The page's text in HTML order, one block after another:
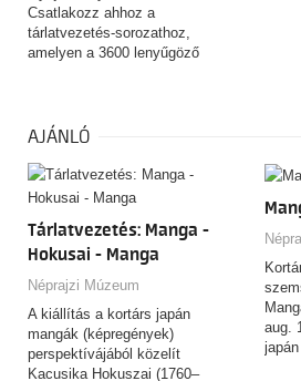
Csatlakozz ahhoz a
tárlatvezetés-sorozathoz,
amelyen a 3600 lenyűgöző
rejtett történeteit és
meg! FONTOS! Az egyes
alkalmak kölünböző témákban
alább tájékozódhat!
AJÁNLÓ
Tárlatvezetés: Manga -
Hokusai - Manga
Néprajzi Múzeum
A kiállítás a kortárs japán
mangák (képregények)
perspektívájából közelít
Kacusika Hokuszai (1760–
aug.